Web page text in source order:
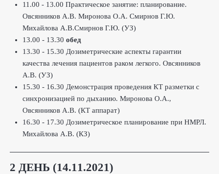
11.00 - 13.00 Практическое занятие: планирование.
Овсянников А.В. Миронова О.А. Смирнов Г.Ю.
Михайлова А.В.Смирнов Г.Ю. (УЗ)
13.00 - 13.30 обед
13.30 - 15.30 Дозиметрические аспекты гарантии
качества лечения пациентов раком легкого. Овсянников
А.В. (УЗ)
15.30 - 16.30 Демонстрация проведения КТ разметки с
синхронизацией по дыханию. Миронова О.А.,
Овсянников А.В. (КТ аппарат)
16.30 - 17.30 Дозиметрическое планирование при НМРЛ.
Михайлова А.В. (КЗ)
2 ДЕНЬ (14.11.2021)